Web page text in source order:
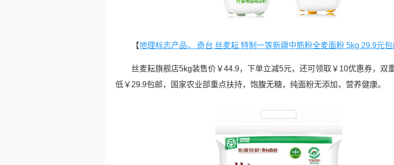
【地理标志产品， 奇台 丝麦耘 特制一等新疆中筋粉全麦面粉 5kg 29.9元包
丝麦耘旗舰店5kg装售价￥44.9，下单立减5元，还可领取￥10优惠券，双
低￥29.9包邮，国家农业部重点扶持，饱腹无糖，纯面粉无添加，营养健康。